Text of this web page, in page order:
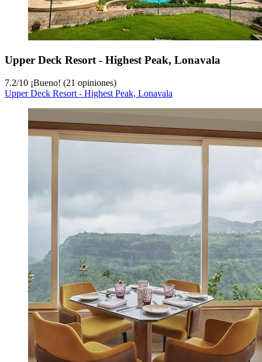
Upper Deck Resort - Highest Peak, Lonavala
7.2/10 ¡Bueno! (21 opiniones)
Upper Deck Resort - Highest Peak, Lonavala